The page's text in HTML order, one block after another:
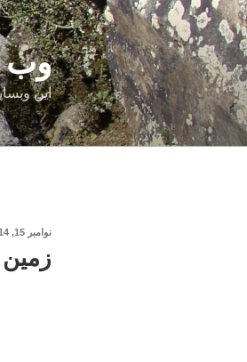
رفتن
به
محتوا
وب
این
نوشته‌شده
نوامبر 15, 2014